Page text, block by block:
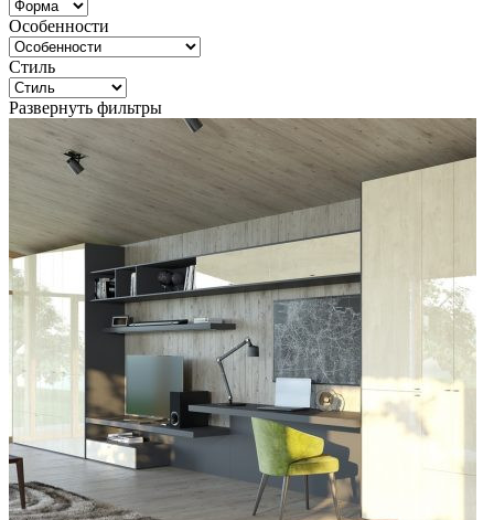
Особенности
Стиль
Развернуть фильтры